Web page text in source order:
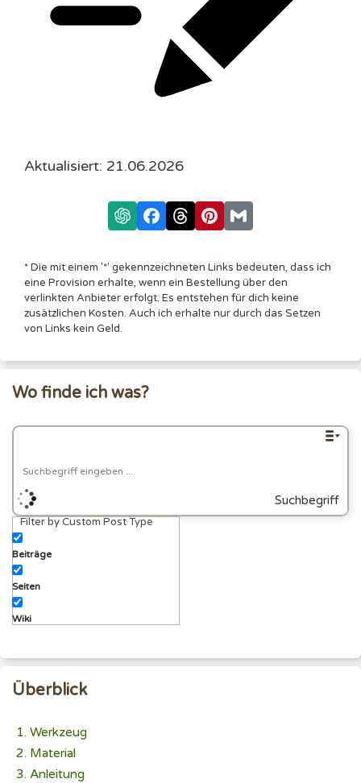
Aktualisiert: 21.06.2026
* Die mit einem '*' gekennzeichneten Links bedeuten, dass ich
eine Provision erhalte, wenn ein Bestellung über den
verlinkten Anbieter erfolgt. Es entstehen für dich keine
zusätzlichen Kosten. Auch ich erhalte nur durch das Setzen
von Links kein Geld.
Wo finde ich was?
Suchbegriff
Filter by Custom Post Type
Beiträge
Seiten
Wiki
Überblick
Werkzeug
Material
Anleitung